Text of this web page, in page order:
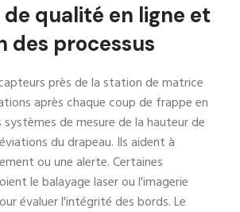
qualité en ligne et
des processus
près de la station de matrice
après chaque coup de frappe en
de mesure de la hauteur de
du drapeau. Ils aident à
ou une alerte. Certaines
le balayage laser ou l'imagerie
évaluer l'intégrité des bords. Le